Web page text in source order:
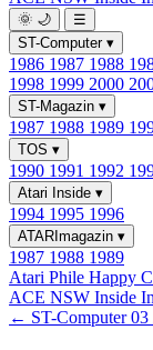
🌞 🌙
☰
ST-Computer ▾
1986 1987 1988
1998 1999 2000
ST-Magazin ▾
1987 1988 1989
TOS ▾
1990 1991 1992
Atari Inside ▾
1994 1995 1996
ATARImagazin ▾
1987 1988 1989
Atari Phile Happy
ACE NSW Inside
← ST-Computer 03